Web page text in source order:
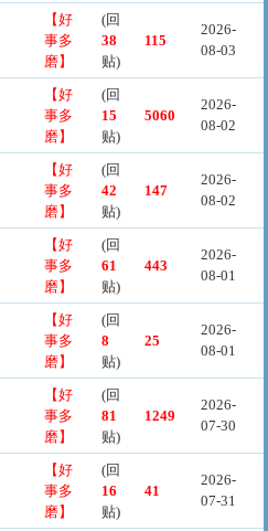
【好
事多
磨】
(回
38
贴)
115
2026-
08-03
【好
事多
磨】
(回
15
贴)
5060
2026-
08-02
【好
事多
磨】
(回
42
贴)
147
2026-
08-02
【好
事多
磨】
(回
61
贴)
443
2026-
08-01
【好
事多
磨】
(回
8
贴)
25
2026-
08-01
【好
事多
磨】
(回
81
贴)
1249
2026-
07-30
【好
事多
磨】
(回
16
贴)
41
2026-
07-31